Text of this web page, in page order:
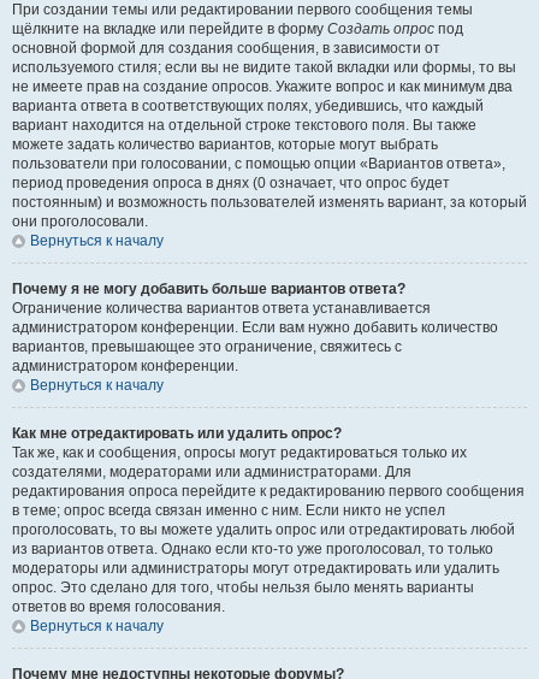
При создании темы или редактировании первого сообщения темы
щёлкните на вкладке или перейдите в форму Создать опрос под
основной формой для создания сообщения, в зависимости от
используемого стиля; если вы не видите такой вкладки или формы, то вы
не имеете прав на создание опросов. Укажите вопрос и как минимум два
варианта ответа в соответствующих полях, убедившись, что каждый
вариант находится на отдельной строке текстового поля. Вы также
можете задать количество вариантов, которые могут выбрать
пользователи при голосовании, с помощью опции «Вариантов ответа»,
период проведения опроса в днях (0 означает, что опрос будет
постоянным) и возможность пользователей изменять вариант, за который
они проголосовали.
Вернуться к началу
Почему я не могу добавить больше вариантов ответа?
Ограничение количества вариантов ответа устанавливается
администратором конференции. Если вам нужно добавить количество
вариантов, превышающее это ограничение, свяжитесь с
администратором конференции.
Вернуться к началу
Как мне отредактировать или удалить опрос?
Так же, как и сообщения, опросы могут редактироваться только их
создателями, модераторами или администраторами. Для
редактирования опроса перейдите к редактированию первого сообщения
в теме; опрос всегда связан именно с ним. Если никто не успел
проголосовать, то вы можете удалить опрос или отредактировать любой
из вариантов ответа. Однако если кто-то уже проголосовал, то только
модераторы или администраторы могут отредактировать или удалить
опрос. Это сделано для того, чтобы нельзя было менять варианты
ответов во время голосования.
Вернуться к началу
Почему мне недоступны некоторые форумы?